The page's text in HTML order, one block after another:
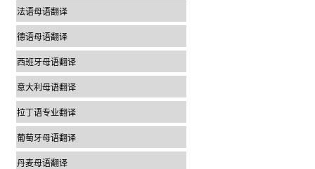
法语母语翻译
德语母语翻译
西班牙母语翻译
意大利母语翻译
拉丁语专业翻译
葡萄牙母语翻译
丹麦母语翻译